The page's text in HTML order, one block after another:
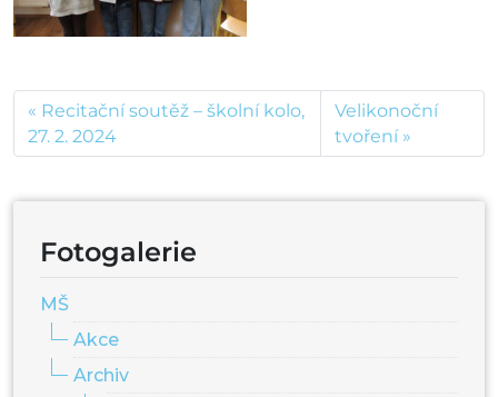
Recitační soutěž – školní kolo,
27. 2. 2024
Velikonoční
tvoření
Fotogalerie
MŠ
Akce
Archiv